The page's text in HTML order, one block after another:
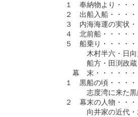
１　奉納物より・・
２　出船入船・・・
３　内海海運の実状
４　北前船・・・・
５　船乗り・・・・
木村半六・日向丸
船方・田渕政蔵・
幕　末・・・・・・
１　黒船の頃・・・
志度湾に来た黒
２　幕末の人物・・
向井家の近代・木